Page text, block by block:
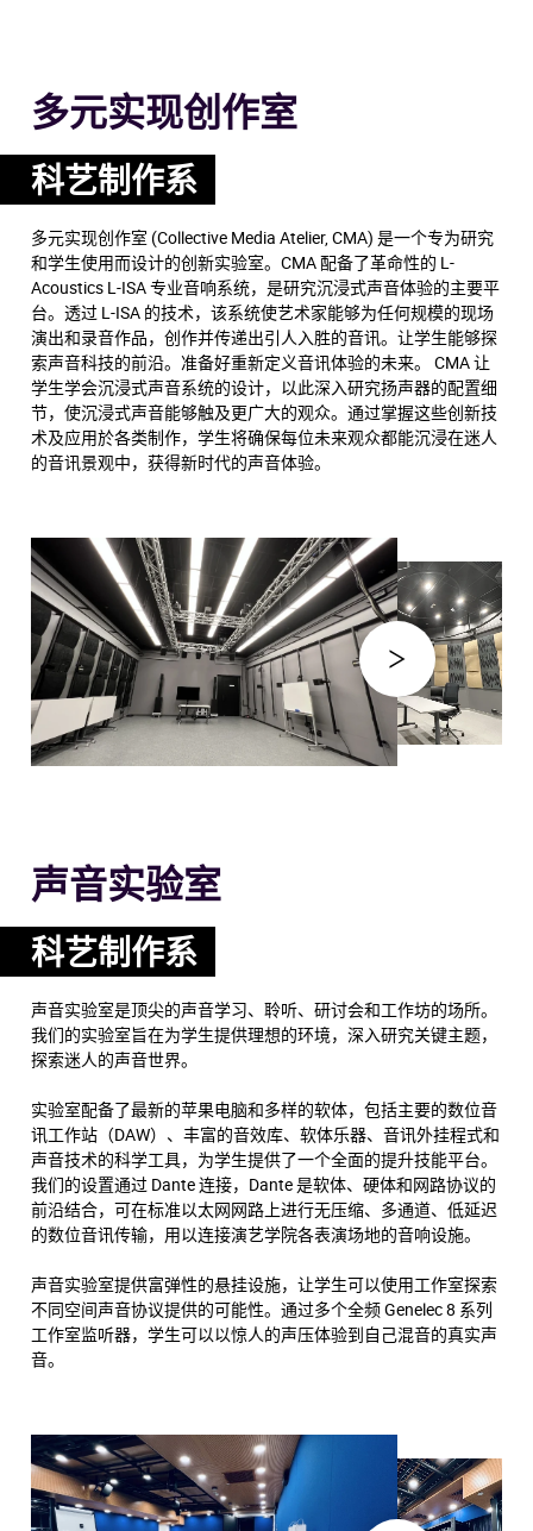
多元实现创作室
科艺制作系
多元实现创作室 (Collective Media Atelier, CMA) 是一个专为研究
和学生使用而设计的创新实验室。CMA 配备了革命性的 L-
Acoustics L-ISA 专业音响系统，是研究沉浸式声音体验的主要平
台。透过 L-ISA 的技术，该系统使艺术家能够为任何规模的现场
演出和录音作品，创作并传递出引人入胜的音讯。让学生能够探
索声音科技的前沿。准备好重新定义音讯体验的未来。 CMA 让
学生学会沉浸式声音系统的设计，以此深入研究扬声器的配置细
节，使沉浸式声音能够触及更广大的观众。通过掌握这些创新技
术及应用於各类制作，学生将确保每位未来观众都能沉浸在迷人
的音讯景观中，获得新时代的声音体验。
声音实验室
科艺制作系
声音实验室是顶尖的声音学习、聆听、研讨会和工作坊的场所。
我们的实验室旨在为学生提供理想的环境，深入研究关键主题，
探索迷人的声音世界。
实验室配备了最新的苹果电脑和多样的软体，包括主要的数位音
讯工作站（DAW）、丰富的音效库、软体乐器、音讯外挂程式和
声音技术的科学工具，为学生提供了一个全面的提升技能平台。
我们的设置通过 Dante 连接，Dante 是软体、硬体和网路协议的
前沿结合，可在标准以太网网路上进行无压缩、多通道、低延迟
的数位音讯传输，用以连接演艺学院各表演场地的音响设施。
声音实验室提供富弹性的悬挂设施，让学生可以使用工作室探索
不同空间声音协议提供的可能性。通过多个全频 Genelec 8 系列
工作室监听器，学生可以以惊人的声压体验到自己混音的真实声
音。